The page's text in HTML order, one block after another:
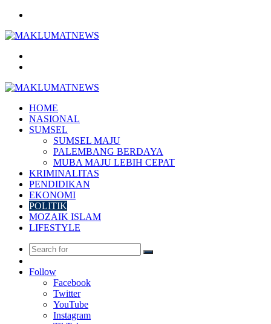
HOME
NASIONAL
SUMSEL
SUMSEL MAJU
PALEMBANG BERDAYA
MUBA MAJU LEBIH CEPAT
KRIMINALITAS
PENDIDIKAN
EKONOMI
POLITIK
MOZAIK ISLAM
LIFESTYLE
Search
Article
Follow
Facebook
Twitter
YouTube
Instagram